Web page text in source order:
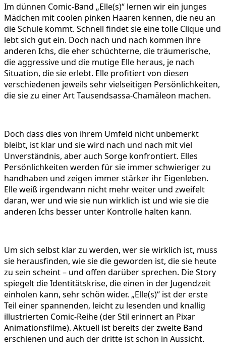
Im dünnen Comic-Band „Elle(s)“ lernen wir ein junges
Mädchen mit coolen pinken Haaren kennen, die neu an
die Schule kommt. Schnell findet sie eine tolle Clique und
lebt sich gut ein. Doch nach und nach kommen ihre
anderen Ichs, die eher schüchterne, die träumerische,
die aggressive und die mutige Elle heraus, je nach
Situation, die sie erlebt. Elle profitiert von diesen
verschiedenen jeweils sehr vielseitigen Persönlichkeiten,
die sie zu einer Art Tausendsassa-Chamäleon machen.
Doch dass dies von ihrem Umfeld nicht unbemerkt
bleibt, ist klar und sie wird nach und nach mit viel
Unverständnis, aber auch Sorge konfrontiert. Elles
Persönlichkeiten werden für sie immer schwieriger zu
handhaben und zeigen immer stärker ihr Eigenleben.
Elle weiß irgendwann nicht mehr weiter und zweifelt
daran, wer und wie sie nun wirklich ist und wie sie die
anderen Ichs besser unter Kontrolle halten kann.
Um sich selbst klar zu werden, wer sie wirklich ist, muss
sie herausfinden, wie sie die geworden ist, die sie heute
zu sein scheint – und offen darüber sprechen. Die Story
spiegelt die Identitätskrise, die einen in der Jugendzeit
einholen kann, sehr schön wider. „Elle(s)“ ist der erste
Teil einer spannenden, leicht zu lesenden und knallig
illustrierten Comic-Reihe (der Stil erinnert an Pixar
Animationsfilme). Aktuell ist bereits der zweite Band
erschienen und auch der dritte ist schon in Aussicht.